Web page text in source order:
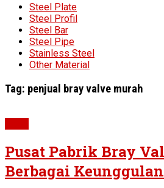
Steel Plate
Steel Profil
Steel Bar
Steel Pipe
Stainless Steel
Other Material
Tag: penjual bray valve murah
Pusat Pabrik Bray
Berbagai